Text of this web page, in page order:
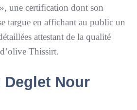
», une certification dont son
targue en affichant au public un
attestant de la qualité
Thissirt.
Deglet Nour